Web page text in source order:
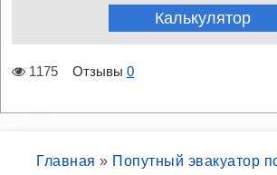
Калькулятор
1175 Отзывы 0
Главная » Попутный эвакуатор